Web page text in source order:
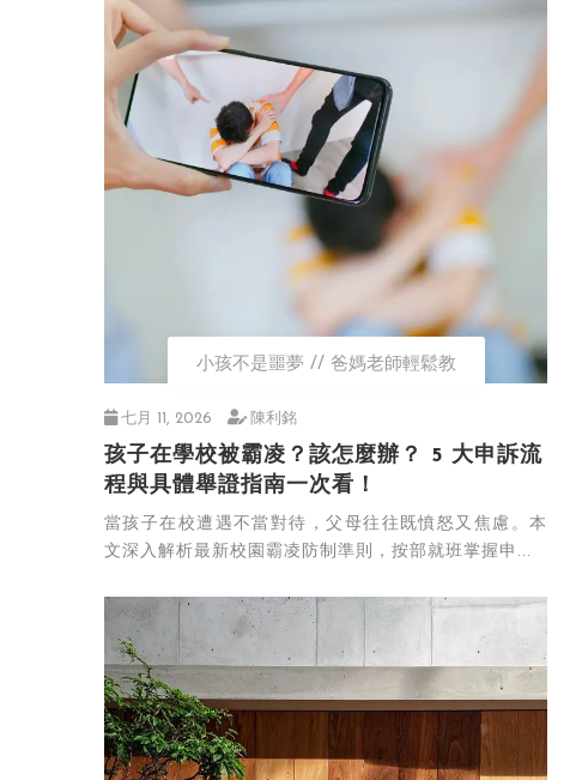
小孩不是噩夢 爸媽老師輕鬆教
七月 11, 2026 陳利銘
孩子在學校被霸凌？該怎麼辦？ 5 大申訴流
程與具體舉證指南一次看！
當孩子在校遭遇不當對待，父母往往既憤怒又焦慮。本
文深入解析最新校園霸凌防制準則，按部就班掌握申...